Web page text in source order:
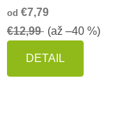
od €7,79
€12,99 (až –40 %)
DETAIL